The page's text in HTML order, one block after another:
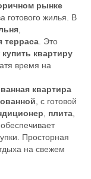
рынке
готового жилья. В
,
терраса. Это
купить квартиру
время на
квартира
, с готовой
, плита,
Просторная
на свежем